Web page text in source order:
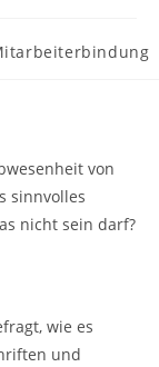
von
sinnvolles
nicht sein darf?
wie es
und